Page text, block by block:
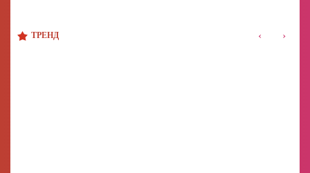
ТРЕНД ‹ ›